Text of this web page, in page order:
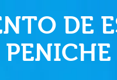
DE
PENICHE